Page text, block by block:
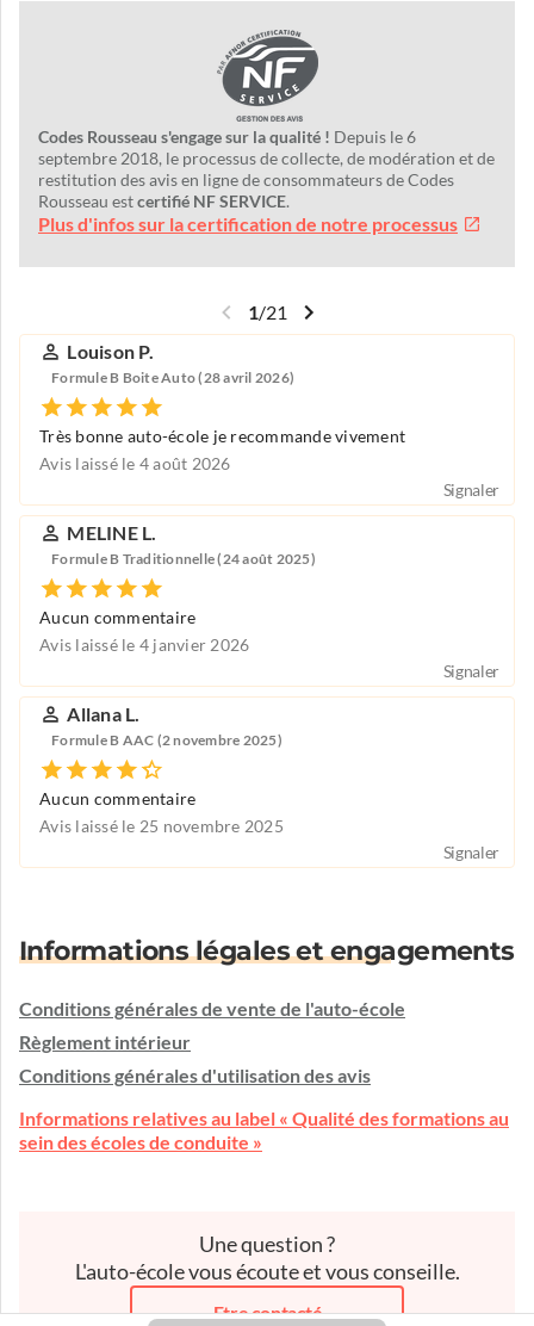
Codes Rousseau s'engage sur la qualité ! Depuis le 6
septembre 2018, le processus de collecte, de modération et de
restitution des avis en ligne de consommateurs de Codes
Rousseau estcertifié NF SERVICE.
Plus d'infos sur la certification de notre processus
1/21
Louison P.
Formule B Boite Auto (28 avril 2026)
Très bonne auto-école je recommande vivement
Avis laissé le 4 août 2026
Signaler
MELINE L.
Formule B Traditionnelle (24 août 2025)
Aucun commentaire
Avis laissé le 4 janvier 2026
Signaler
Allana L.
Formule B AAC (2 novembre 2025)
Aucun commentaire
Avis laissé le 25 novembre 2025
Signaler
Informations légales et engagements
Conditions générales de vente de l'auto-école
Règlement intérieur
Conditions générales d'utilisation des avis
Informations relatives au label « Qualité des formations au
sein des écoles de conduite »
Une question ?
L'auto-école vous écoute et vous conseille.
Etre contacté